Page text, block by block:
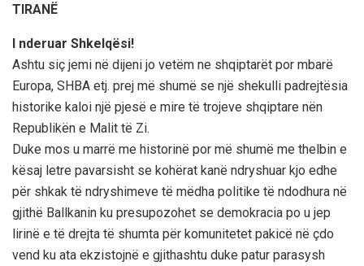
TIRANË
I nderuar Shkelqësi!
Ashtu siç jemi në dijeni jo vetëm ne shqiptarët por mbarë
Europa, SHBA etj. prej më shumë se një shekulli padrejtësia
historike kaloi një pjesë e mire të trojeve shqiptare nën
Republikën e Malit të Zi.
Duke mos u marrë me historinë por më shumë me thelbin e
kësaj letre pavarsisht se kohërat kanë ndryshuar kjo edhe
për shkak të ndryshimeve të mëdha politike të ndodhura në
gjithë Ballkanin ku presupozohet se demokracia po u jep
lirinë e të drejta të shumta për komunitetet pakicë në çdo
vend ku ata ekzistojnë e gjithashtu duke patur parasysh